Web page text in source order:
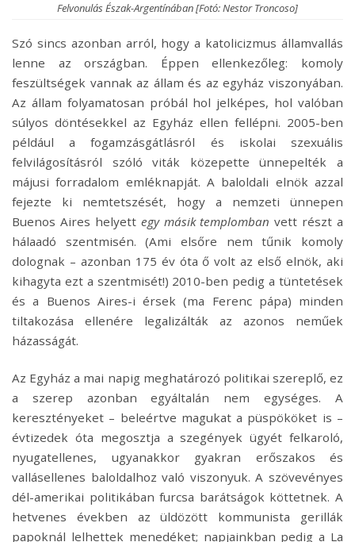
Felvonulás Észak-Argentínában [Fotó: Nestor Troncoso]
Szó sincs azonban arról, hogy a katolicizmus államvallás
lenne az országban. Éppen ellenkezőleg: komoly
feszültségek vannak az állam és az egyház viszonyában.
Az állam folyamatosan próbál hol jelképes, hol valóban
súlyos döntésekkel az Egyház ellen fellépni. 2005-ben
például a fogamzásgátlásról és iskolai szexuális
felvilágosításról szóló viták közepette ünnepelték a
májusi forradalom emléknapját. A baloldali elnök azzal
fejezte ki nemtetszését, hogy a nemzeti ünnepen
Buenos Aires helyett egy másik templomban vett részt a
hálaadó szentmisén. (Ami elsőre nem tűnik komoly
dolognak – azonban 175 év óta ő volt az első elnök, aki
kihagyta ezt a szentmisét!) 2010-ben pedig a tüntetések
és a Buenos Aires-i érsek (ma Ferenc pápa) minden
tiltakozása ellenére legalizálták az azonos neműek
házasságát.
Az Egyház a mai napig meghatározó politikai szereplő, ez
a szerep azonban egyáltalán nem egységes. A
keresztényeket – beleértve magukat a püspököket is –
évtizedek óta megosztja a szegények ügyét felkaroló,
nyugatellenes, ugyanakkor gyakran erőszakos és
vallásellenes baloldalhoz való viszonyuk. A szövevényes
dél-amerikai politikában furcsa barátságok köttetnek. A
hetvenes években az üldözött kommunista gerillák
papoknál lelhettek menedéket; napjainkban pedig a La